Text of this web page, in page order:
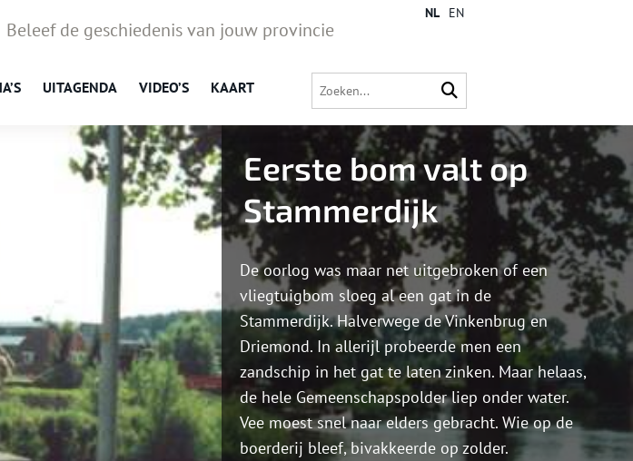
Beleef de geschiedenis van jouw provincie
UITAGENDA VIDEO’S KAART
NL EN
Eerste bom valt op
Stammerdijk
De oorlog was maar net uitgebroken of een
vliegtuigbom sloeg al een gat in de
Stammerdijk. Halverwege de Vinkenbrug en
Driemond. In allerijl probeerde men een
zandschip in het gat te laten zinken. Maar helaas,
de hele Gemeenschapspolder liep onder water.
Vee moest snel naar elders gebracht. Wie op de
boerderij bleef, bivakkeerde op zolder.